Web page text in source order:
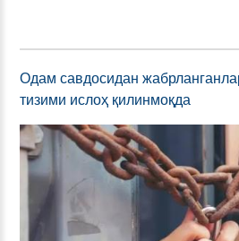
Одам савдосидан
тизими ислоҳ қилинмоқда